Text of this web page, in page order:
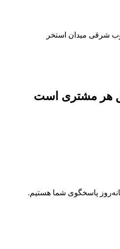
شرقی میدان استخر
هر مشتری است